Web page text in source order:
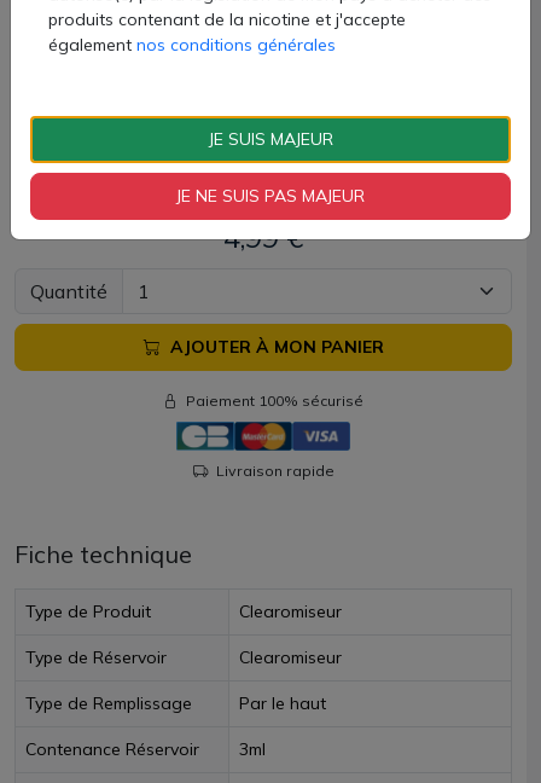
de nombreux coloris.
Clearomiseur iTank M livré avec :
1 atomiseur iTank M (3ml)
1 résistance MTX 1.2ohm
1 manuel d'utilisation
4,99 €
Quantité
AJOUTER À MON PANIER
Paiement 100% sécurisé
Livraison rapide
Fiche technique
Type de Produit Clearomiseur
Type de Réservoir Clearomiseur
Type de Remplissage Par le haut
Contenance Réservoir 3ml
produits contenant de la nicotine et j'accepte
également nos conditions générales
JE SUIS MAJEUR
JE NE SUIS PAS MAJEUR